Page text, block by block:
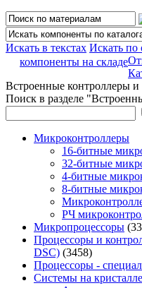
Искать в текстах Искать по
компоненты на складе
Встроенные контроллеры
Поиск в разделе
Микроконтроллеры
16-битные
32-битные
4-битные
8-битные
РЧ
Микропроцессоры
Процессоры и
DSC) (3458)
Процессоры -
Системы на